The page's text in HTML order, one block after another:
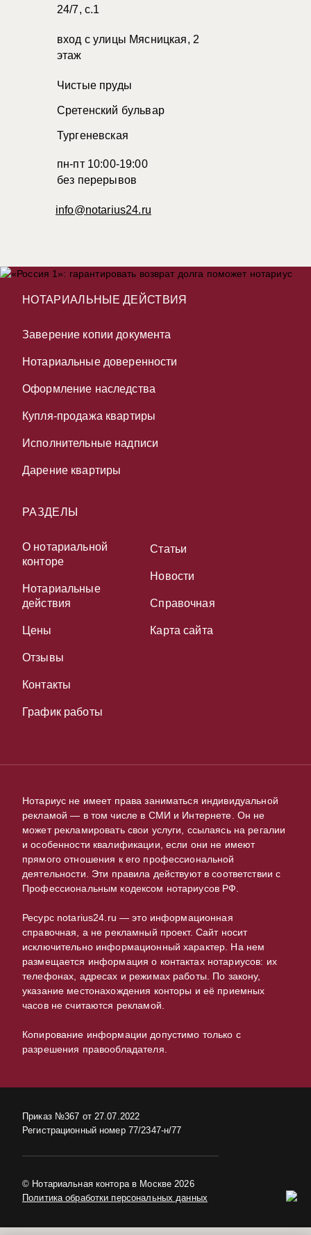
24/7, с.1
вход с улицы Мясницкая, 2
этаж
Чистые пруды
Сретенский бульвар
Тургеневская
пн-пт 10:00-19:00
без перерывов
info@notarius24.ru
НОТАРИАЛЬНЫЕ ДЕЙСТВИЯ
Заверение копии документа
Нотариальные доверенности
Оформление наследства
Купля-продажа квартиры
Исполнительные надписи
Дарение квартиры
РАЗДЕЛЫ
О нотариальной
конторе
Нотариальные
действия
Цены
Отзывы
Контакты
График работы
Статьи
Новости
Справочная
Карта сайта
Нотариус не имеет права заниматься индивидуальной
рекламой — в том числе в СМИ и Интернете. Он не
может рекламировать свои услуги, ссылаясь на регалии
и особенности квалификации, если они не имеют
прямого отношения к его профессиональной
деятельности. Эти правила действуют в соответствии с
Профессиональным кодексом нотариусов РФ.
Ресурс notarius24.ru — это информационная
справочная, а не рекламный проект. Сайт носит
исключительно информационный характер. На нем
размещается информация о контактах нотариусов: их
телефонах, адресах и режимах работы. По закону,
указание местонахождения конторы и её приемных
часов не считаются рекламой.
Копирование информации допустимо только с
разрешения правообладателя.
Приказ №367 от 27.07.2022
Регистрационный номер 77/2347-н/77
© Нотариальная контора в Москве 2026
Политика обработки персональных данных